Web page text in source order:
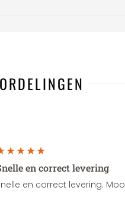
en correct levering
en correct levering.